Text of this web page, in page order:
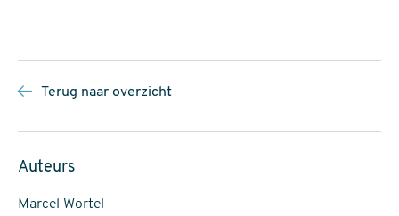
Terug naar overzicht
Auteurs
Marcel Wortel